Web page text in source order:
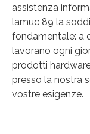
assistenza
lamuc 89 la
fondamentale: a
lavorano ogni
prodotti
presso la nostra
vostre esigenze.